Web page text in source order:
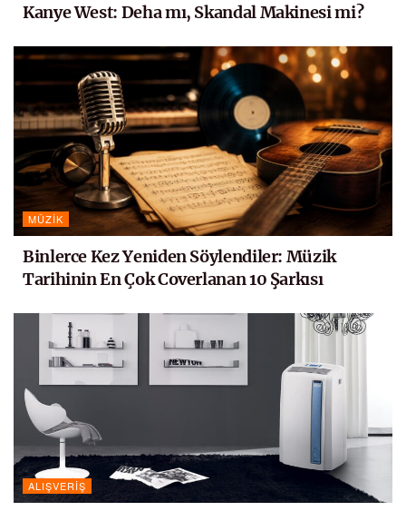
Kanye West: Deha mı, Skandal Makinesi mi?
MÜZIK
Binlerce Kez Yeniden Söylendiler: Müzik
Tarihinin En Çok Coverlanan 10 Şarkısı
ALIŞVERIŞ